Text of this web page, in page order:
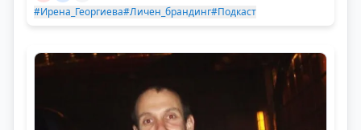
#Ирена_Георгиева#Личен_брандинг#Подкаст